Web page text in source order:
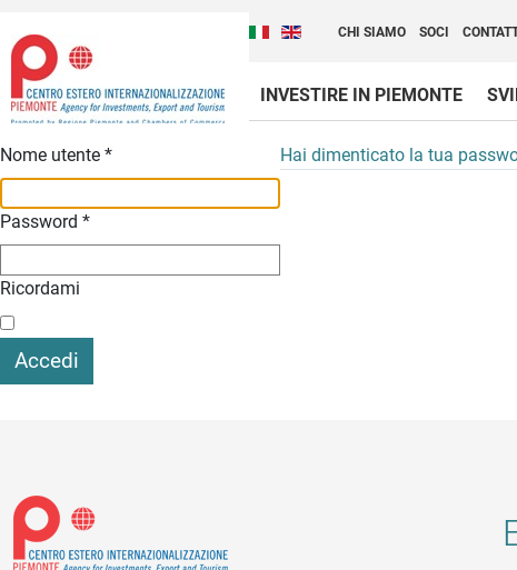
Italiano (Italia)
English (United Kingdom)
CHI SIAMO SOCI
INVESTIRE IN PIEMONTE
Nome utente *
Password *
Ricordami
Accedi
Hai dimenticato la tua